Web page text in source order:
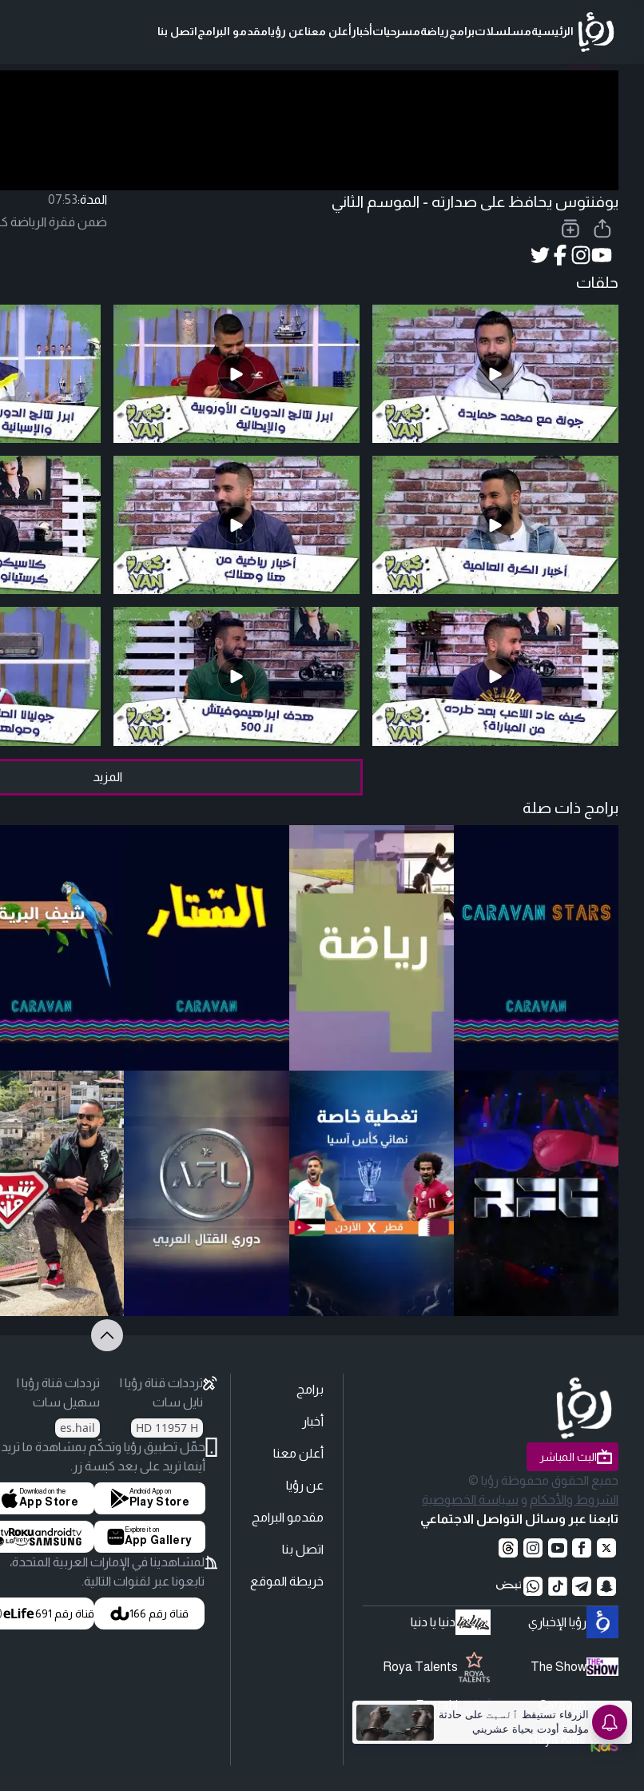
الرئيسيةمسلسلاتبرامجرياضةمسرحياتأخبارأعلن معناعن رؤيامقدمو البرامجاتصل بنا
يوفنتوس يحافظ على صدارته - الموسم الثاني المدة:07:53
ضمن فقرة الرياضة
حلقات
المزيد
برامج ذات صلة
البث المباشر
جميع الحقوق محفوظة رؤيا ©
الشروط والأحكام و سياسة الخصوصية
تابعنا عبر وسائل التواصل الاجتماعي
رؤيا الإخباري دنيا يا دنيا
The Show
Roya Talents
Caravan
Fantahi
Roya Kids
برامج
أخبار
أعلن معنا
عن رؤيا
مقدمو البرامج
اتصل بنا
خريطة الموقع
ترددات قناة رؤيا |
نايل سات
HD 11957 H
ترددات قناة رؤيا |
سهيل سات
es.hail
حمّل تطبيق رؤيا وتحكّم بمشاهدة ما تريد
أينما تريد على بعد كبسة زر.
Android App on
Play Store
Download on the
App Store
Explore it on
App Gallery
لمشاهدينا في الإمارات العربية المتحدة،
تابعونا عبر لقنوات التالية.
قناة رقم 166 قناة رقم 691